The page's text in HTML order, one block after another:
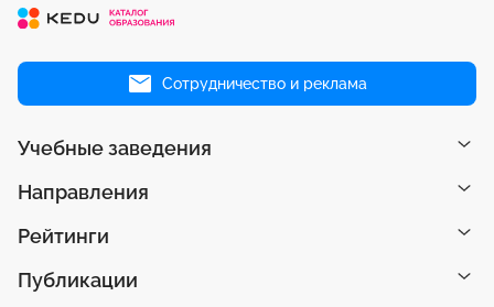
Сотрудничество и реклама
Учебные заведения
Направления
Рейтинги
Публикации